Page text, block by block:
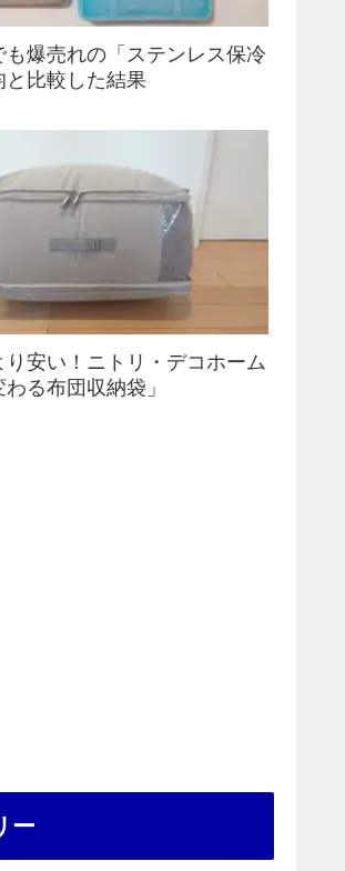
も爆売れの「ステンレス保冷
と比較した結果
り安い！ニトリ・デコホーム
わる布団収納袋」
ー